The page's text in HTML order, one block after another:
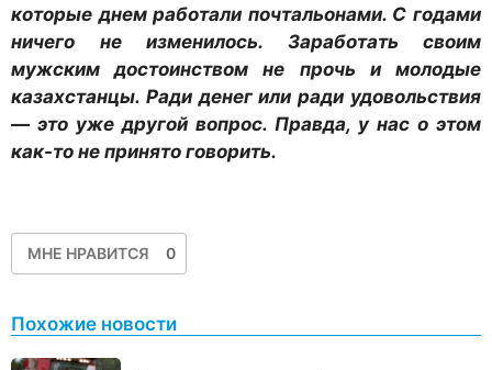
которые днем работали почтальонами. С годами
ничего не изменилось. Заработать своим
мужским достоинством не прочь и молодые
казахстанцы. Ради денег или ради удовольствия
— это уже другой вопрос. Правда, у нас о этом
как-то не принято говорить.
МНЕ НРАВИТСЯ 0
Похожие новости